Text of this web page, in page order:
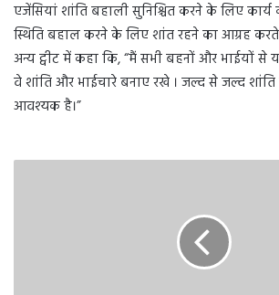
एजेंसियां शांति बहाली सुनिश्चित करने के लिए कार्य
स्थिति बहाल करने के लिए शांत रहने का आग्रह
अन्य ट्वीट में कहा कि, “मैं सभी बहनों और भाईयों से
वे शांति और भाईचारे बनाए रखे । जल्द से जल्द
आवश्यक है।”